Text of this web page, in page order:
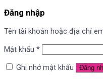
Đăng nhập
Tên tài khoản hoặc địa chỉ
Mật khẩu *
Ghi nhớ mật khẩu Đăng